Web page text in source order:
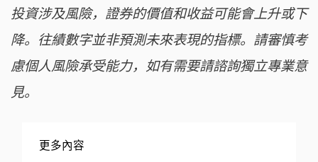
投資涉及風險，證券的價值和收益可能會上升或下
降。往績數字並非預測未來表現的指標。請審慎考
慮個人風險承受能力，如有需要請諮詢獨立專業意
見。
更多內容